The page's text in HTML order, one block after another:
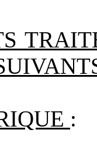
: